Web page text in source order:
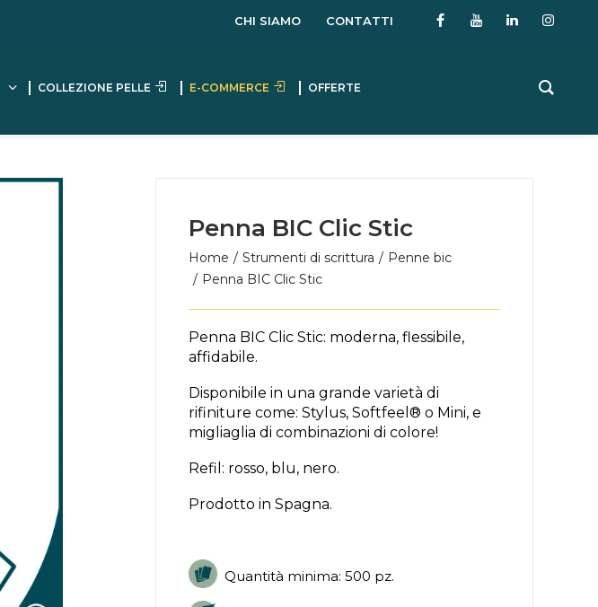
CHI SIAMO CONTATTI
COLLEZIONE PELLE E-COMMERCE OFFERTE
Penna BIC Clic Stic
Home Strumenti di scrittura
Penne bic
Penna BIC Clic Stic
Penna BIC Clic Stic: moderna, flessibile,
affidabile.
Disponibile in una grande varietà di
rifiniture come: Stylus, Softfeel® o Mini, e
migliaglia di combinazioni di colore!
Refil: rosso, blu, nero.
Prodotto in Spagna.
Quantità minima: 500 pz.